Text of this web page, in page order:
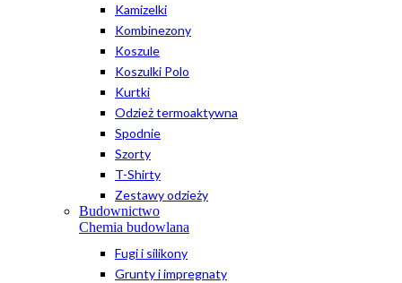
Kamizelki
Kombinezony
Koszule
Koszulki Polo
Kurtki
Odzież termoaktywna
Spodnie
Szorty
T-Shirty
Zestawy odzieży
Budownictwo
Chemia budowlana
Fugi i silikony
Grunty i impregnaty